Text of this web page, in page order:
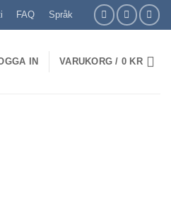
FAQ Språk
IN VARUKORG / 0 KR